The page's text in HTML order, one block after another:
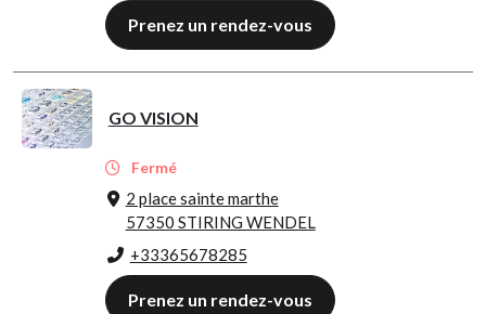
Prenez un rendez-vous
GO VISION
Fermé
2 place sainte marthe
57350 STIRING WENDEL
+33365678285
Prenez un rendez-vous